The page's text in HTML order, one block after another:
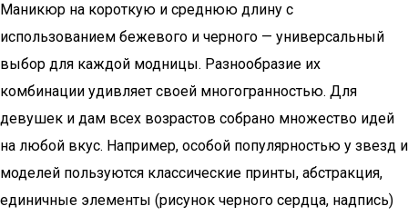
Маникюр на короткую и среднюю длину с
использованием бежевого и черного — универсальный
выбор для каждой модницы. Разнообразие их
комбинации удивляет своей многогранностью. Для
девушек и дам всех возрастов собрано множество идей
на любой вкус. Например, особой популярностью у звезд и
моделей пользуются классические принты, абстракция,
единичные элементы (рисунок черного сердца, надпись)